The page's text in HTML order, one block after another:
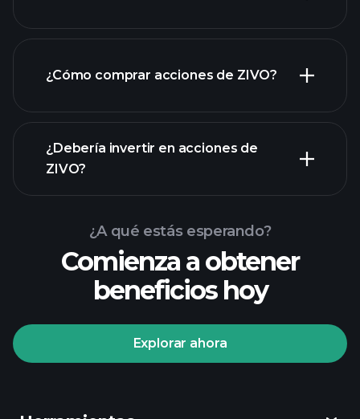
informes financieros
¿Cómo comprar acciones de ZIVO?
Playtrade
recomendado
¿Debería invertir en acciones de
ZIVO?
¿A qué estás esperando?
Comienza a obtener
beneficios hoy
Explorar ahora